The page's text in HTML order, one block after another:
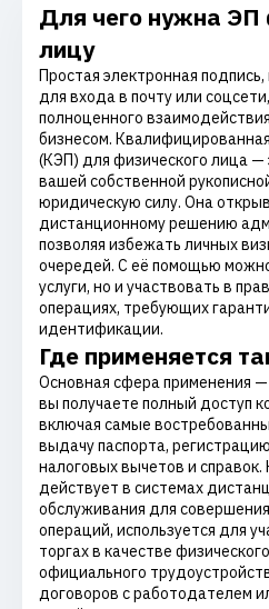
Для чего нужна ЭП
лицу
Простая электронная
для входа в почту или
полноценного
бизнесом.
(КЭП) для физического лица
вашей собственной
юридическую силу. Она
дистанционному решению
позволяя избежать личных
очередей. С её помощью
услуги, но и участвовать в
операциях, требующих
идентификации.
Где применяется
Основная сфера применения —
вы получаете полный доступ
включая самые
выдачу паспорта,
налоговых вычетов и справок.
действует в системах
обслуживания для
операций, используется для
торгах в качестве
официального
договоров с работодателем